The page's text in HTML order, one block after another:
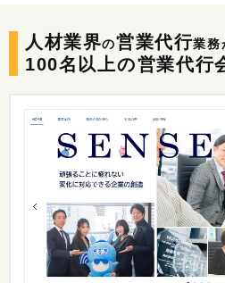
人材業界の営業代行業務
100名以上の営業代行